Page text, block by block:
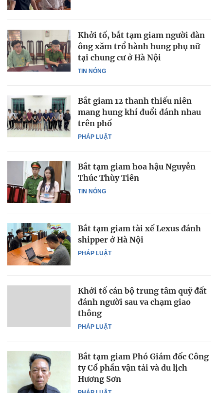
TIN NÓNG
Khởi tố, bắt tạm giam người đàn
ông xăm trổ hành hung phụ nữ
tại chung cư ở Hà Nội
PHÁP LUẬT
Bắt giam 12 thanh thiếu niên
mang hung khí đuổi đánh nhau
trên phố
TIN NÓNG
Bắt tạm giam hoa hậu Nguyễn
Thúc Thùy Tiên
PHÁP LUẬT
Bắt tạm giam tài xế Lexus đánh
shipper ở Hà Nội
PHÁP LUẬT
Khởi tố cán bộ trung tâm quỹ đất
đánh người sau va chạm giao
thông
Bắt tạm giam Phó Giám đốc Công
ty Cổ phần vận tải và du lịch
Hương Sơn